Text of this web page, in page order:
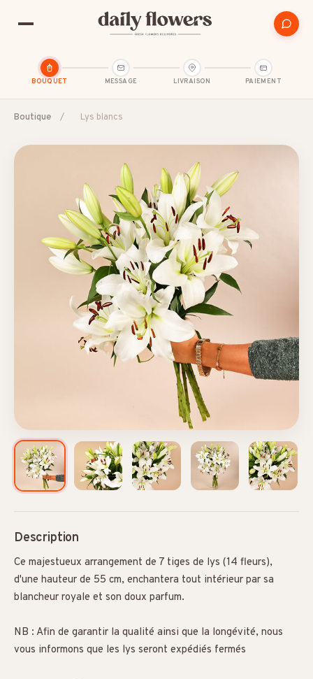
BOUQUET MESSAGE LIVRAISON PAIEMENT
SUGGESTIONS POPULAIRES
Amour et romance Anniversaire
B2B / Cadeau d'affaires Bon rétablissement
Condoléances
Boutique / Lys blancs
Description
Ce majestueux arrangement de 7 tiges de lys (14 fleurs),
d'une hauteur de 55 cm, enchantera tout intérieur par sa
blancheur royale et son doux parfum.
NB : Afin de garantir la qualité ainsi que la longévité, nous
vous informons que les lys seront expédiés fermés